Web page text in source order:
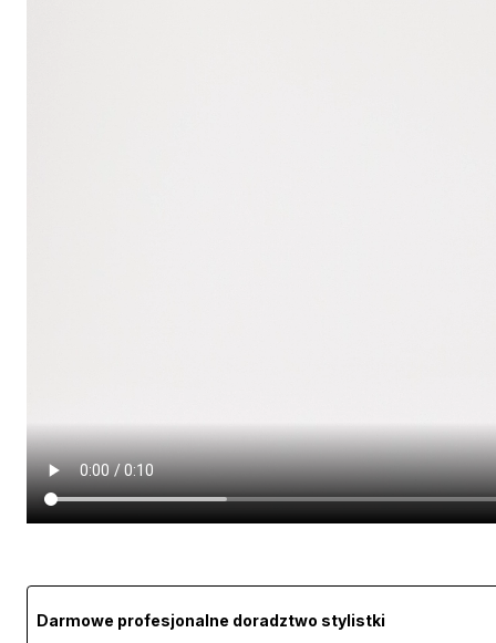
Darmowe profesjonalne doradztwo stylistki